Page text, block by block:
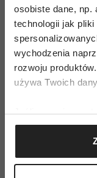
osobiste dane, np.
technologii jak
wychodzenia
rozwoju
używa Twoich
Jeśli wyrazisz na
Gromadzić
geograficznej
Agata
kompleksowe
ślubnego looku.
także
charakter
ręcznie
i krótkiej sukni